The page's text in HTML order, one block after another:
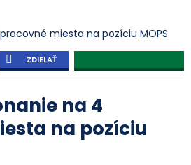
miesta na pozíciu MOPS
ZDIELAŤ
na 4
na pozíciu